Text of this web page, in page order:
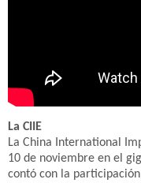
La CIIE
La China International
10 de noviembre en el
contó con la